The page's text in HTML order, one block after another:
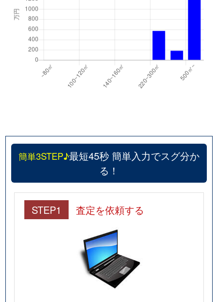
簡単3STEP♪最短45秒 簡単入力でスグ分か
る！
STEP1 査定を依頼する